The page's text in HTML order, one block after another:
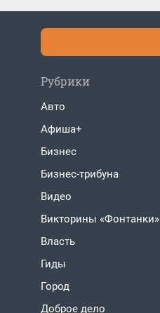
Рубрики
Авто
Афиша+
Бизнес
Бизнес-трибуна
Видео
Викторины «Фонтанки»
Власть
Гиды
Город
Доброе дело